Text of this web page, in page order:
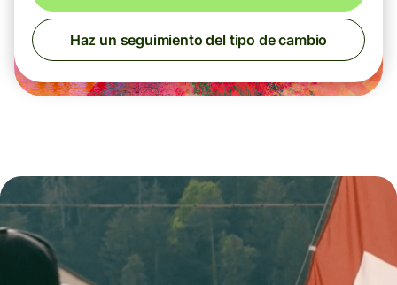
Haz un seguimiento del tipo de cambio